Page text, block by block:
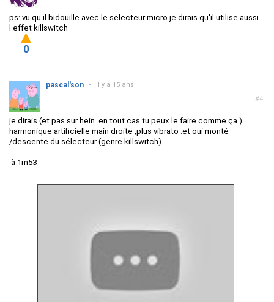
ps: vu qu il bidouille avec le selecteur micro je dirais qu'il utilise aussi
l effet killswitch
0
#4
pascal'son • il y a 15 ans
je dirais (et pas sur hein .en tout cas tu peux le faire comme ça )
harmonique artificielle main droite ,plus vibrato .et oui monté
/descente du sélecteur (genre killswitch)
à 1m53